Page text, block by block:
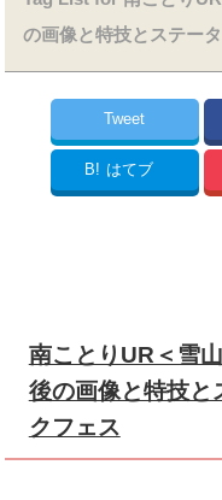
の画像と特技とステー
Tweet
B! はてブ
南ことりUR＜雪
後の画像と特技
クフェス